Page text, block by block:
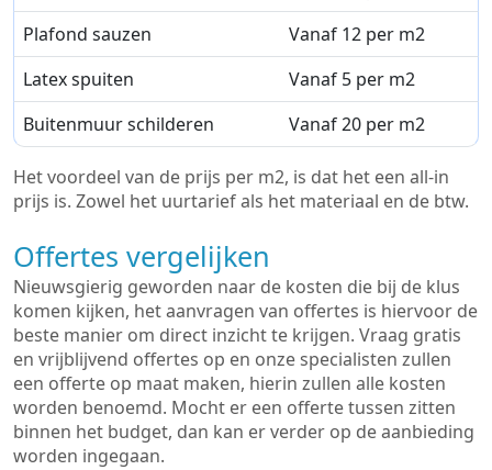
Plafond sauzen
Vanaf 12 per m2
Latex spuiten
Vanaf 5 per m2
Buitenmuur schilderen
Vanaf 20 per m2
Het voordeel van de prijs per m2, is dat het een all-in
prijs is. Zowel het uurtarief als het materiaal en de btw.
Offertes vergelijken
Nieuwsgierig geworden naar de kosten die bij de klus
komen kijken, het aanvragen van offertes is hiervoor de
beste manier om direct inzicht te krijgen. Vraag gratis
en vrijblijvend offertes op en onze specialisten zullen
een offerte op maat maken, hierin zullen alle kosten
worden benoemd. Mocht er een offerte tussen zitten
binnen het budget, dan kan er verder op de aanbieding
worden ingegaan.